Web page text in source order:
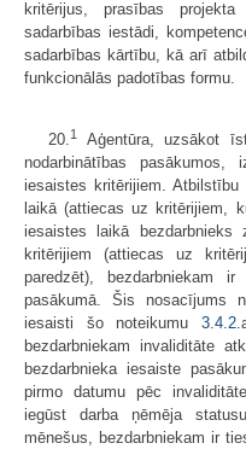
kritērijus, prasības
sadarbības iestādi,
sadarbības kārtību, kā arī
funkcionālās padotības formu.
20.1
Aģentūra, uzsākot
nodarbinātības pasākumos,
iesaistes kritērijiem.
laikā (attiecas uz kritērijiem,
iesaistes laikā
kritērijiem (attiecas uz
paredzēt), bezdarbniekam
pasākumā. Šis nosacījums
iesaisti šo noteikumu 3.4.2.
bezdarbniekam invaliditāte
bezdarbnieka iesaiste
pirmo datumu pēc
iegūst darba ņēmēja
mēnešus, bezdarbniekam ir